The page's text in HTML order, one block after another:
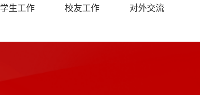
学生工作 校友工作 对外交流